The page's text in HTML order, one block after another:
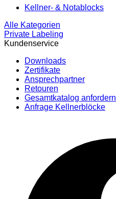
Kellner- & Notablocks
Alle Kategorien
Private Labeling
Kundenservice
Downloads
Zertifikate
Ansprechpartner
Retouren
Gesamtkatalog anfordern
Anfrage Kellnerblöcke